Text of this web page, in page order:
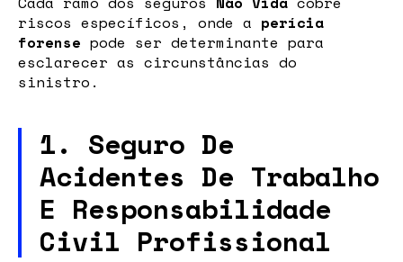
riscos específicos, onde a perícia
forense pode ser determinante para
esclarecer as circunstâncias do
sinistro.
1. Seguro De
Acidentes De Trabalho
E Responsabilidade
Civil Profissional